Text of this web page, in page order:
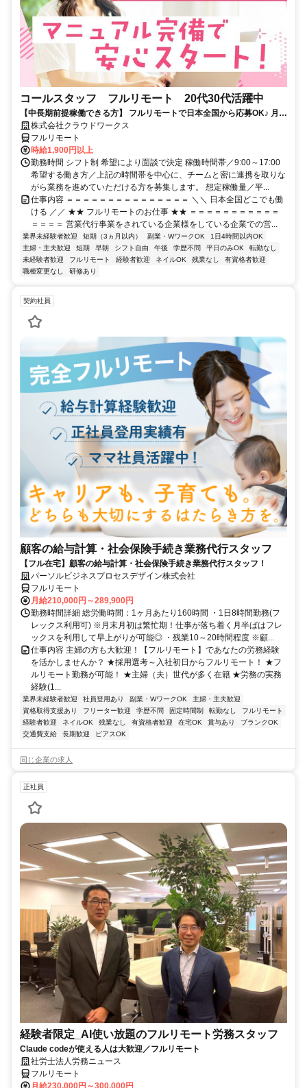
コールスタッフ フルリモート 20代30代活躍中
【中長期前提稼働できる方】 フルリモートで日本全国から応募OK♪ 月稼
働80時間で安定収入！
株式会社クラウドワークス
フルリモート
時給1,900円以上
勤務時間 シフト制 希望により面談で決定 稼働時間帯／9:00～17:00
希望する働き方／上記の時間帯を中心に、チームと密に連携を取りな
がら業務を進めていただける方を募集します。 想定稼働量／平...
仕事内容 ＝＝＝＝＝＝＝＝＝＝＝＝＝＝＝ ＼＼ 日本全国どこでも働
ける ／／ ★★ フルリモートのお仕事 ★★ ＝＝＝＝＝＝＝＝＝＝＝
＝＝＝＝ 営業代行事業をされている企業様をしている企業での営...
業界未経験者歓迎 短期（3ヵ月以内） 副業・WワークOK
1日4時間以内OK
主婦・主夫歓迎
短期 早朝 シフト自由 午後 学歴不問 平日のみOK
転勤なし
未経験者歓迎
フルリモート 経験者歓迎 ネイルOK 残業なし
有資格者歓迎
職種変更なし
研修あり
契約社員
顧客の給与計算・社会保険手続き業務代行スタッフ
【フル在宅】顧客の給与計算・社会保険手続き業務代行スタッフ！
パーソルビジネスプロセスデザイン株式会社
フルリモート
月給210,000円～289,900円
勤務時間詳細 総労働時間：1ヶ月あたり160時間 ・1日8時間勤務(フ
レックス利用可) ※月末月初は繁忙期！仕事が落ち着く月半ばはフレ
ックスを利用して早上がりが可能◎ ・残業10～20時間程度 ※顧...
仕事内容 主婦の方も大歓迎！【フルリモート】であなたの労務経験
を活かしませんか？ ★採用選考～入社初日からフルリモート！ ★フ
ルリモート勤務が可能！ ★主婦（夫）世代が多く在籍 ★労務の実務
経験(1...
業界未経験者歓迎 社員登用あり 副業・WワークOK
主婦・主夫歓迎
資格取得支援あり
フリーター歓迎 学歴不問 固定時間制 転勤なし
フルリモート
経験者歓迎
ネイルOK 残業なし 有資格者歓迎 在宅OK 賞与あり
ブランクOK
交通費支給
長期歓迎 ピアスOK
同じ企業の求人
正社員
経験者限定_AI使い放題のフルリモート労務スタッフ
Claude codeが使える人は大歓迎／フルリモート
社労士法人労務ニュース
フルリモート
月給230,000円～300,000円